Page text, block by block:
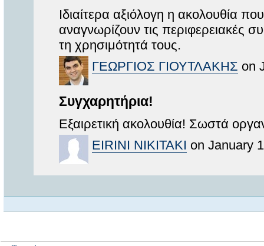
Ιδιαίτερα αξιόλογη η ακολουθία
αναγνωρίζουν τις περιφερειακές
τη χρησιμότητά τους.
ΓΕΩΡΓΙΟΣ ΓΙΟΥΤΛΑΚΗΣ on
Συγχαρητήρια!
Εξαιρετική ακολουθία! Σωστά
EIRINI NIKITAKI on January